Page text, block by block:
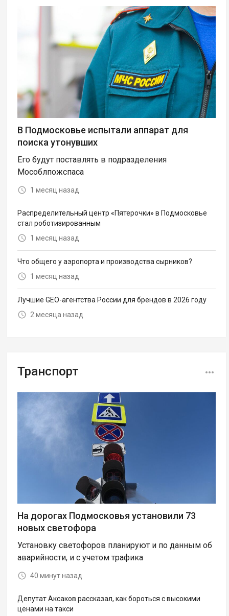
В Подмосковье испытали аппарат для
поиска утонувших
Его будут поставлять в подразделения
Мособлпожспаса
1 месяц назад
Распределительный центр «Пятерочки» в Подмосковье
стал роботизированным
1 месяц назад
Что общего у аэропорта и производства сырников?
1 месяц назад
Лучшие GEO-агентства России для брендов в 2026 году
2 месяца назад
Транспорт
На дорогах Подмосковья установили 73
новых светофора
Установку светофоров планируют и по данным об
аварийности, и с учетом трафика
40 минут назад
Депутат Аксаков рассказал, как бороться с высокими
ценами на такси